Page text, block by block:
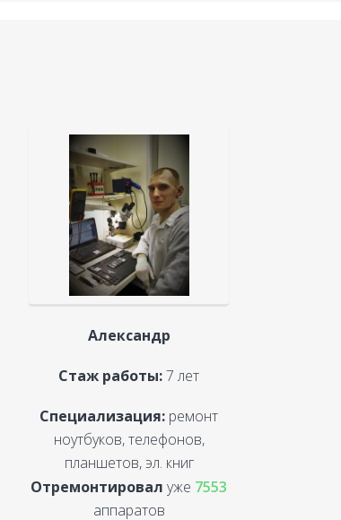
Александр
Стаж работы:7 лет
Специализация: ремонт
ноутбуков, телефонов,
планшетов, эл. книг
Отремонтировалуже 7553
аппаратов